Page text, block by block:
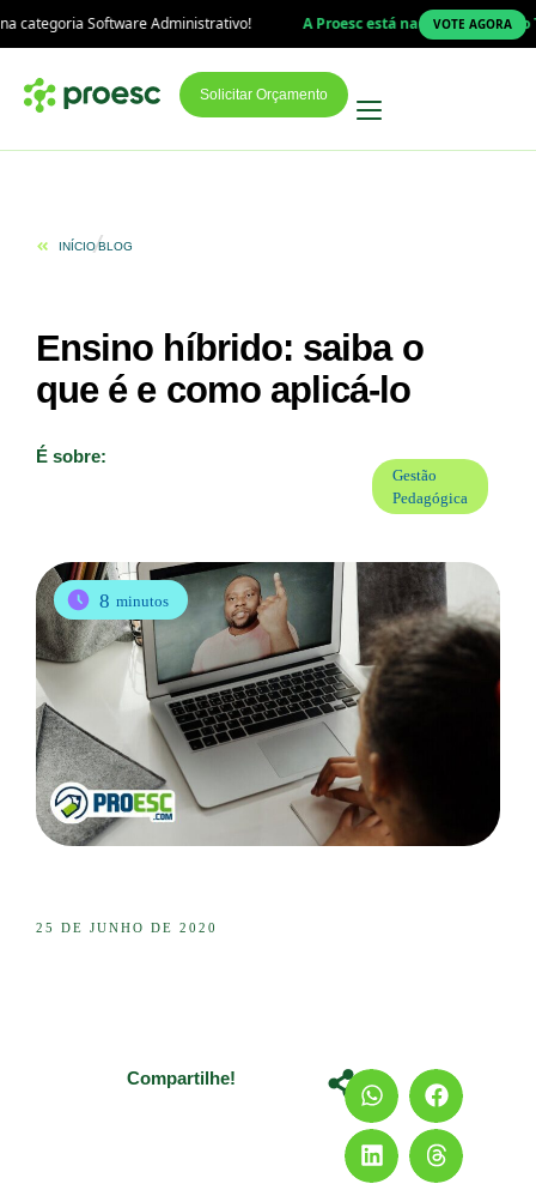
Administrativo! A Proesc está na final do Prêmio Top Educação
VOTE AGORA
Solicitar Orçamento
INÍCIOBLOG
Ensino híbrido: saiba o
que é e como aplicá-lo
É sobre:
Gestão
Pedagógica
8 minutos
25 DE JUNHO DE 2020
Compartilhe!